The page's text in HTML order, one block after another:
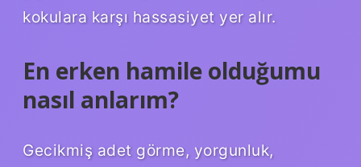
kokulara karşı hassasiyet yer alır.
En erken hamile olduğumu
nasıl anlarım?
Gecikmiş adet görme, yorgunluk,